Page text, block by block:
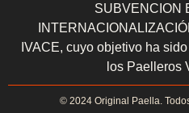
SUBVENCION
IVACE, cuyo objetivo ha
los Paelleros
© 2024 Original Paella.